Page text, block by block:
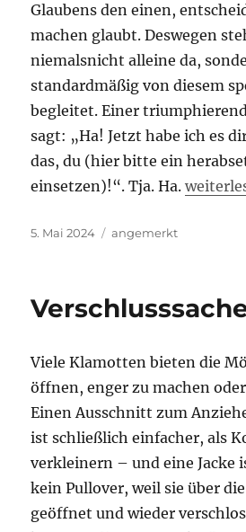
Glaubens den einen,
machen glaubt. Deswegen
niemalsnicht alleine da,
standardmäßig von diesem
begleitet. Einer
sagt: „Ha! Jetzt habe ich es
das, du (hier bitte ein
einsetzen)!“. Tja. Ha.„Die
Veröffentlicht
5. Mai 2024 Kategorien
angemerkt
Viele Klamotten bieten die
öffnen, enger zu machen
Einen Ausschnitt zum
ist schließlich einfacher, als
verkleinern – und eine Jacke
kein Pullover, weil sie über
geöffnet und wieder